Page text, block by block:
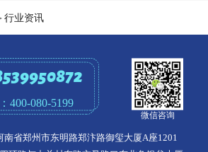
行业资讯
400-080-5199
微信咨询
南省郑州市东明路郑汴路御玺大厦A座1201